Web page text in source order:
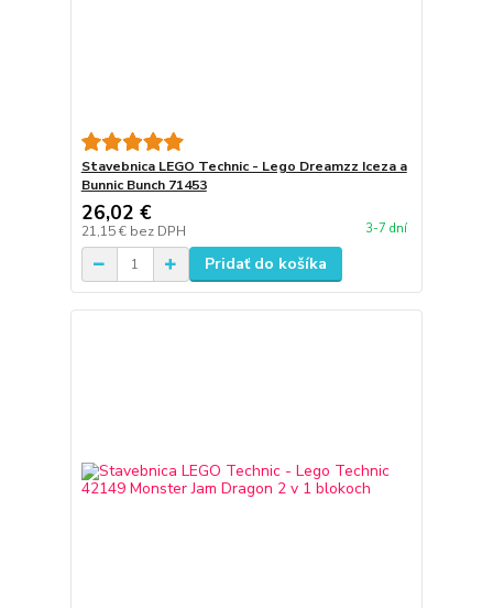
Stavebnica LEGO Technic - Lego Dreamzz Iceza a
Bunnic Bunch 71453
26,02 €
21,15 € bez DPH 3-7 dní
Pridať do košíka